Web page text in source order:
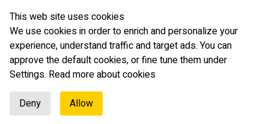
This web site uses cookies
We use cookies in order to enrich and personalize your
experience, understand traffic and target ads. You can
approve the default cookies, or fine tune them under
Settings. Read more about cookies
Deny
Allow